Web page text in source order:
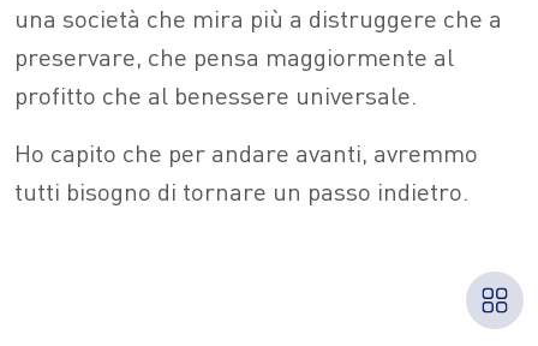
una società che mira più a distruggere che a
preservare, che pensa maggiormente al
profitto che al benessere universale.
Ho capito che per andare avanti, avremmo
tutti bisogno di tornare un passo indietro.